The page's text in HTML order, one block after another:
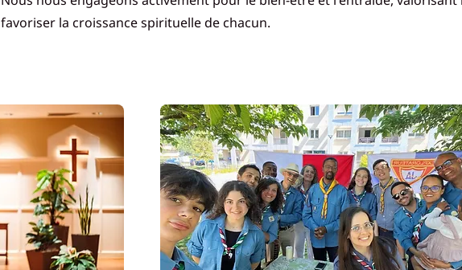
favoriser la croissance spirituelle de chacun.